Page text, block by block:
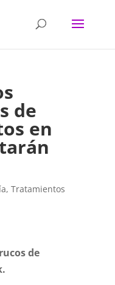
de
en
, Tratamientos
de